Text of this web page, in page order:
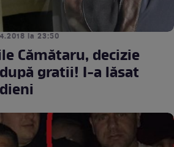
la 23:50
Cămătaru, decizie
gratii! I-a lăsat